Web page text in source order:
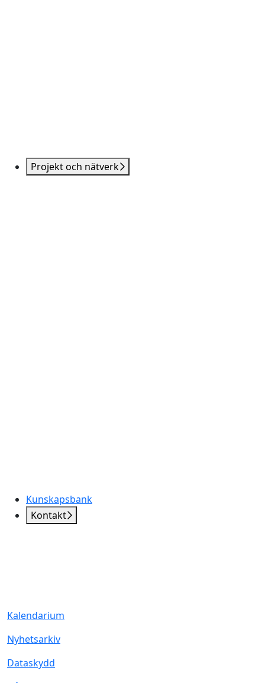
Projekt och nätverk
Kunskapsbank
Kontakt
Kalendarium
Nyhetsarkiv
Dataskydd